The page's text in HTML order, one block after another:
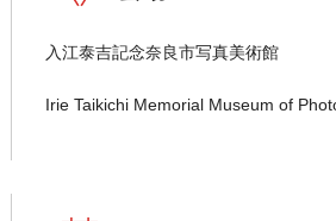
入江泰吉記念奈良市写真美術館
Irie Taikichi Memorial Museum of